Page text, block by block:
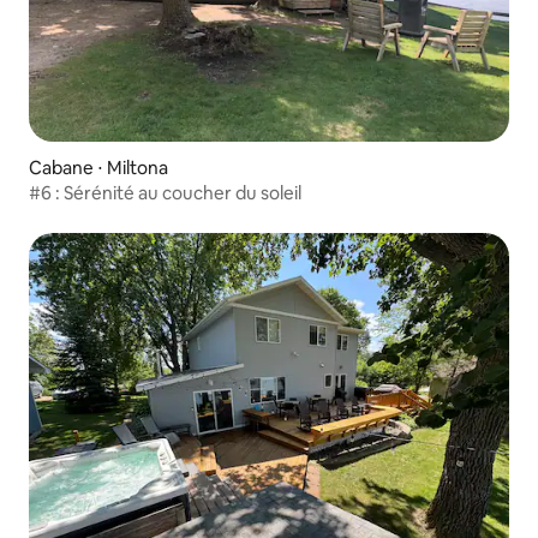
Cabane ⋅ Miltona
#6 : Sérénité au coucher du soleil